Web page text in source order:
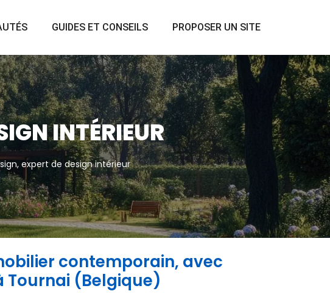
GUIDES ET CONSEILS PROPOSER UN SITE
INTÉRIEUR
expert de design intérieur
contemporain, avec
Tournai (Belgique)